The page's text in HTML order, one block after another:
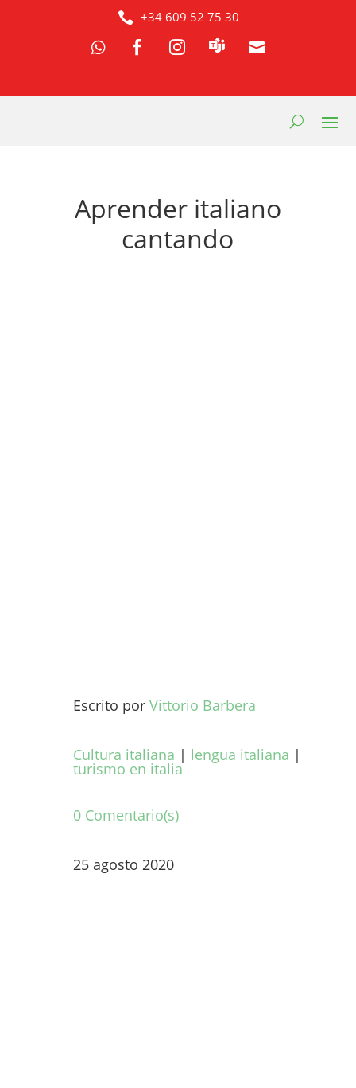
 +34 609 52 75 30

 
Aprender italiano
cantando
Escrito por Vittorio Barbera
Cultura italiana | lengua italiana |
turismo en italia
0 Comentario(s)
25 agosto 2020